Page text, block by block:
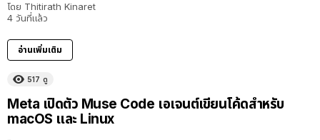
โดย Thitirath Kinaret
4 วันที่แล้ว
อ่านเพิ่มเติม
517 ดู
Meta เปิดตัว Muse Code เอเจนต์เขียนโค้ดสำหรับ
macOS และ Linux